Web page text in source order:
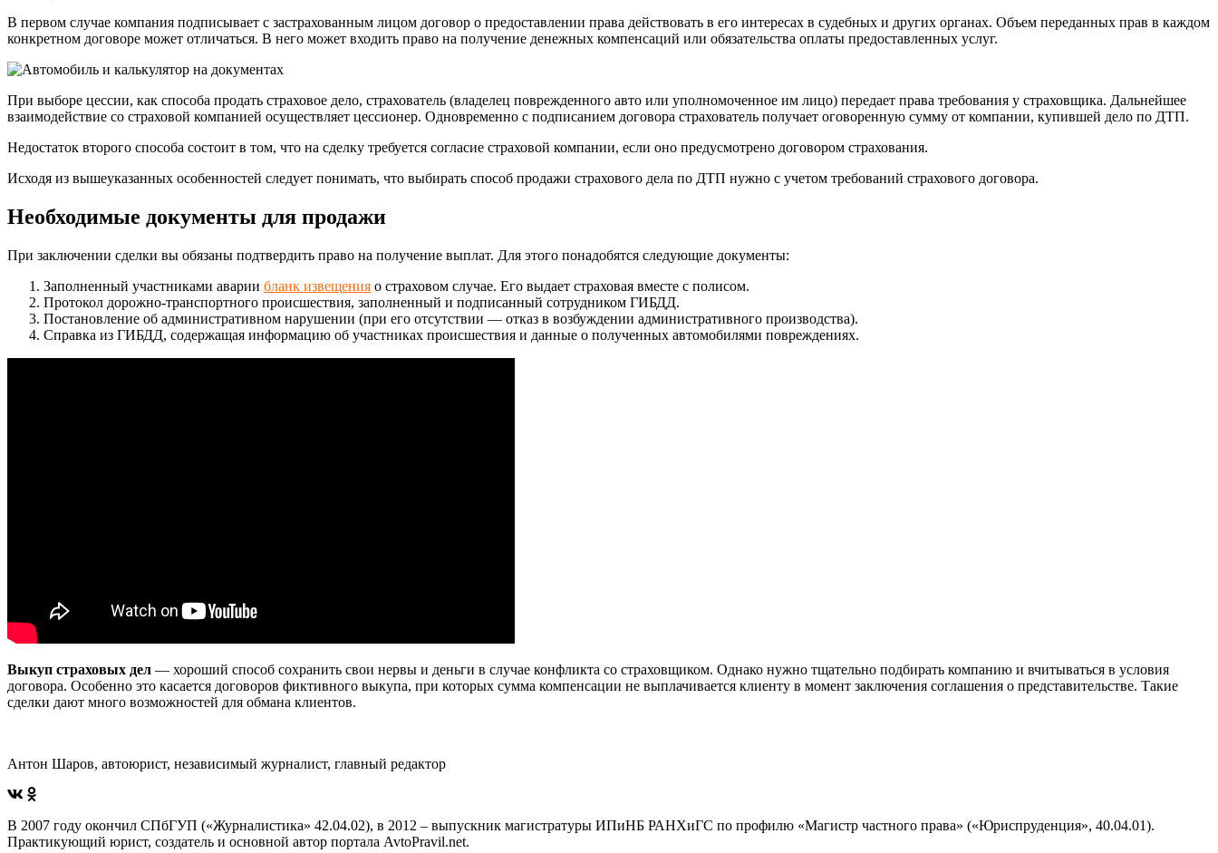
В первом случае компания подписывает с застрахованным лицом договор о предоставлении права действовать в его интересах в судебных и других органах. Объем переданных прав в каждом
конкретном договоре может отличаться. В него может входить право на получение денежных компенсаций или обязательства оплаты предоставленных услуг.
При выборе цессии, как способа продать страховое дело, страхователь (владелец поврежденного авто или уполномоченное им лицо) передает права требования у страховщика. Дальнейшее
взаимодействие со страховой компанией осуществляет цессионер. Одновременно с подписанием договора страхователь получает оговоренную сумму от компании, купившей дело по ДТП.
Недостаток второго способа состоит в том, что на сделку требуется согласие страховой компании, если оно предусмотрено договором страхования.
Исходя из вышеуказанных особенностей следует понимать, что выбирать способ продажи страхового дела по ДТП нужно с учетом требований страхового договора.
Необходимые документы для продажи
При заключении сделки вы обязаны подтвердить право на получение выплат. Для этого понадобятся следующие документы:
Заполненный участниками аварии бланк извещения о страховом случае. Его выдает страховая вместе с полисом.
Протокол дорожно-транспортного происшествия, заполненный и подписанный сотрудником ГИБДД.
Постановление об административном нарушении (при его отсутствии — отказ в возбуждении административного производства).
Справка из ГИБДД, содержащая информацию об участниках происшествия и данные о полученных автомобилями повреждениях.
Выкуп страховых дел — хороший способ сохранить свои нервы и деньги в случае конфликта со страховщиком. Однако нужно тщательно подбирать компанию и вчитываться в условия
договора. Особенно это касается договоров фиктивного выкупа, при которых сумма компенсации не выплачивается клиенту в момент заключения соглашения о представительстве. Такие
сделки дают много возможностей для обмана клиентов.
Антон Шаров, автоюрист, независимый журналист, главный редактор
В 2007 году окончил СПбГУП («Журналистика» 42.04.02), в 2012 – выпускник магистратуры ИПиНБ РАНХиГС по профилю «Магистр частного права» («Юриспруденция», 40.04.01).
Практикующий юрист, создатель и основной автор портала AvtoPravil.net.